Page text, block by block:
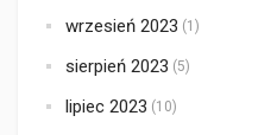
wrzesień 2023 (1)
sierpień 2023 (5)
lipiec 2023 (10)